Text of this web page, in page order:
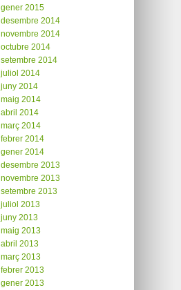
gener 2015
desembre 2014
novembre 2014
octubre 2014
setembre 2014
juliol 2014
juny 2014
maig 2014
abril 2014
març 2014
febrer 2014
gener 2014
desembre 2013
novembre 2013
setembre 2013
juliol 2013
juny 2013
maig 2013
abril 2013
març 2013
febrer 2013
gener 2013